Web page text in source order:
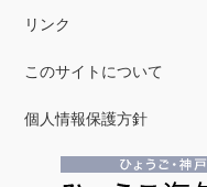
リンク
このサイトについて
個人情報保護方針